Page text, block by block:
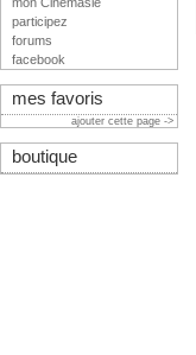
participez
forums
facebook
mes favoris
ajouter cette page ->
boutique